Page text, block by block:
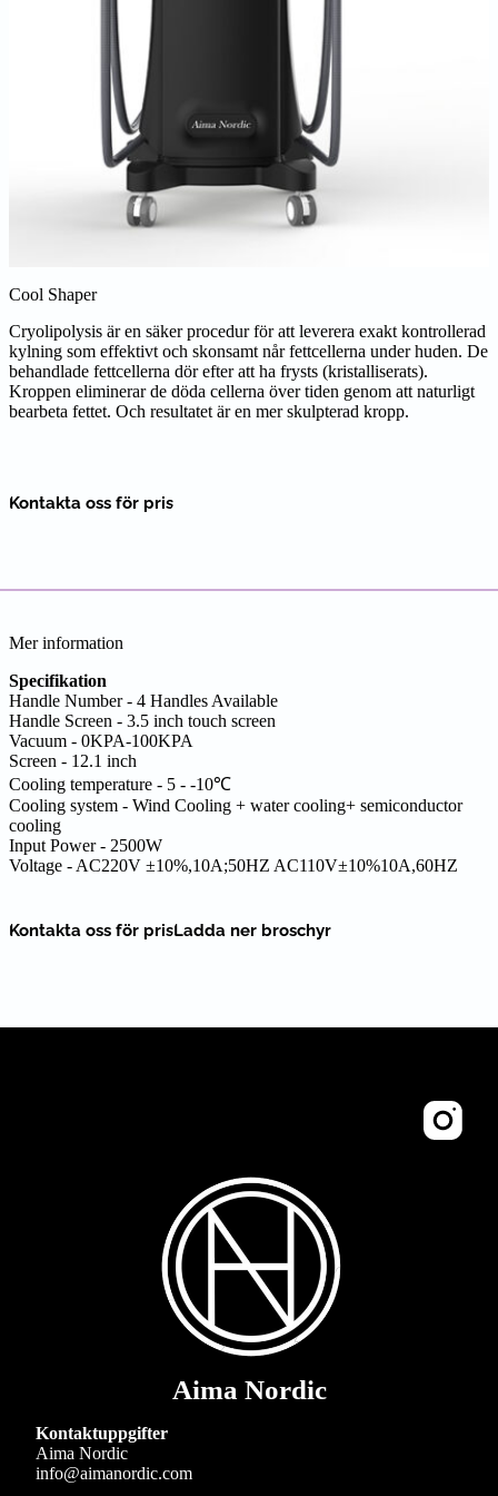
Cool Shaper
Cryolipolysis är en säker procedur för att leverera exakt kontrollerad
kylning som effektivt och skonsamt når fettcellerna under huden. De
behandlade fettcellerna dör efter att ha frysts (kristalliserats).
Kroppen eliminerar de döda cellerna över tiden genom att naturligt
bearbeta fettet. Och resultatet är en mer skulpterad kropp.
Kontakta oss för pris
Mer information
Specifikation
Handle Number - 4 Handles Available
Handle Screen - 3.5 inch touch screen
Vacuum - 0KPA-100KPA
Screen - 12.1 inch
Cooling temperature - 5 - -10℃
Cooling system - Wind Cooling + water cooling+ semiconductor
cooling
Input Power - 2500W
Voltage - AC220V ±10%,10A;50HZ AC110V±10%10A,60HZ
Kontakta oss för prisLadda ner broschyr
Aima Nordic
Kontaktuppgifter
Aima Nordic
info@aimanordic.com